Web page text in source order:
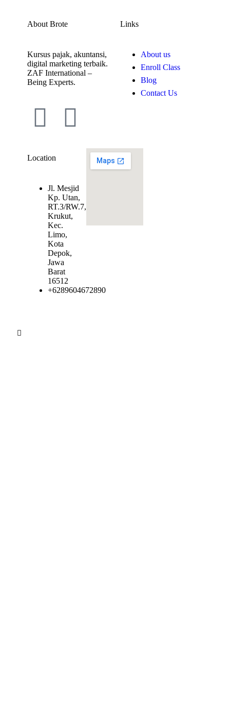
About Brote
Kursus pajak, akuntansi,
digital marketing terbaik.
ZAF International –
Being Experts.
Links
About us
Enroll Class
Blog
Contact Us
Location
Jl. Mesjid
Kp. Utan,
RT.3/RW.7,
Krukut,
Kec.
Limo,
Kota
Depok,
Jawa
Barat
16512
+6289604672890